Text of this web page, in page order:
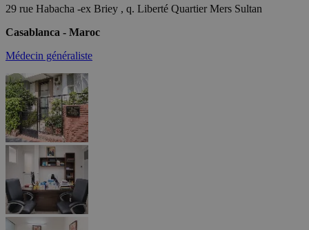
29 rue Habacha -ex Briey , q. Liberté Quartier Mers Sultan
Casablanca - Maroc
Médecin généraliste